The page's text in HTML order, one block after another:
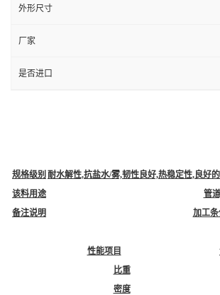
外形尺寸
厂家
是否进口
规格级别 耐水解性,抗盐水/雾,韧性良好,热稳定性,良好
该料用途
管
备注说明
加工条
性能项目
比重
密度